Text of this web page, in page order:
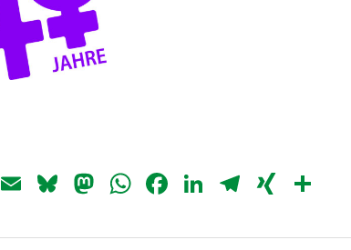
CopyEmailBluesky
Mastodon
WhatsApp
Facebook
LinkedIn
Telegram
XING